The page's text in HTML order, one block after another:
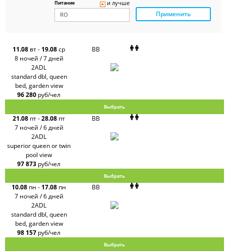
Alean
Sunmar
PlanTravel
FUN&SUN
ex TUI
Крымская
Волна
LOTI
Express
Интурист
Travelata
Питание и лучше
Применить
11.08 вт- 19.08ср
8 ночей / 7 дней
BB
2ADL
standard dbl, queen
bed, garden view
96 280 руб/чел
Выбрать
21.08 пт-28.08 пт
7 ночей / 6 дней
BB
2ADL
superior queen or twin
pool view
97 873 руб/чел
Выбрать
10.08 пн - 17.08 пн
7 ночей / 6 дней
BB
2ADL
standard dbl, queen
bed, garden view
98 157 руб/чел
Выбрать